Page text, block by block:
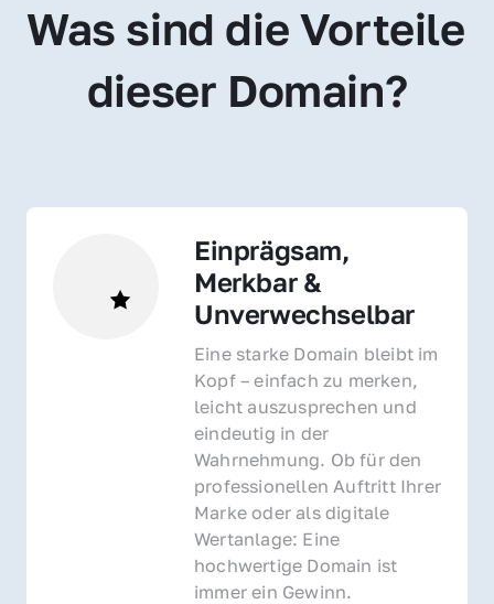
Was sind die Vorteile
dieser Domain?
Einprägsam,
Merkbar &
Unverwechselbar
Eine starke Domain bleibt im
Kopf – einfach zu merken,
leicht auszusprechen und
eindeutig in der
Wahrnehmung. Ob für den
professionellen Auftritt Ihrer
Marke oder als digitale
Wertanlage: Eine
hochwertige Domain ist
immer ein Gewinn.